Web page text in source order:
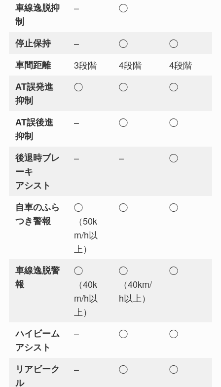
車線逸脱抑
制
– ◯
停止保持 – ◯
◯
車間距離
3段階 4段階
4段階
AT誤発進
抑制
◯ ◯ ◯
AT誤後進
抑制
– ◯ ◯
後退時ブレ
ーキ
アシスト
– – ◯
自車のふら
つき警報
◯
（50k
m/h以
上）
◯ ◯
車線逸脱警
報
◯
（40k
m/h以
上）
◯
（40km/
h以上）
◯
ハイビーム
アシスト
– ◯ ◯
リアビーク
ル
– ◯ ◯